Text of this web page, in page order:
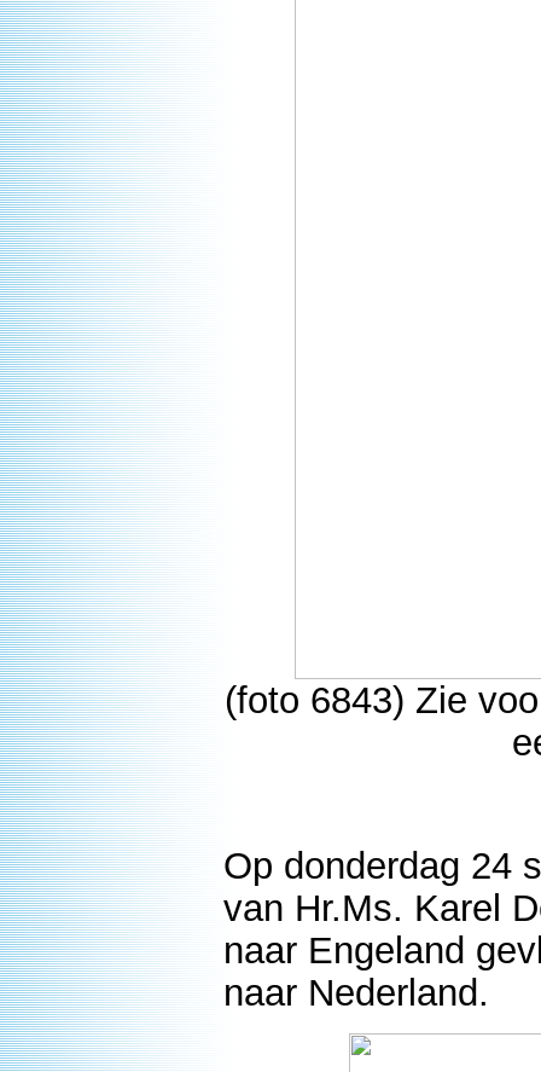
(foto 6843) Zie
Op donderdag 24
van Hr.Ms. Karel
naar Engeland
naar Nederland.